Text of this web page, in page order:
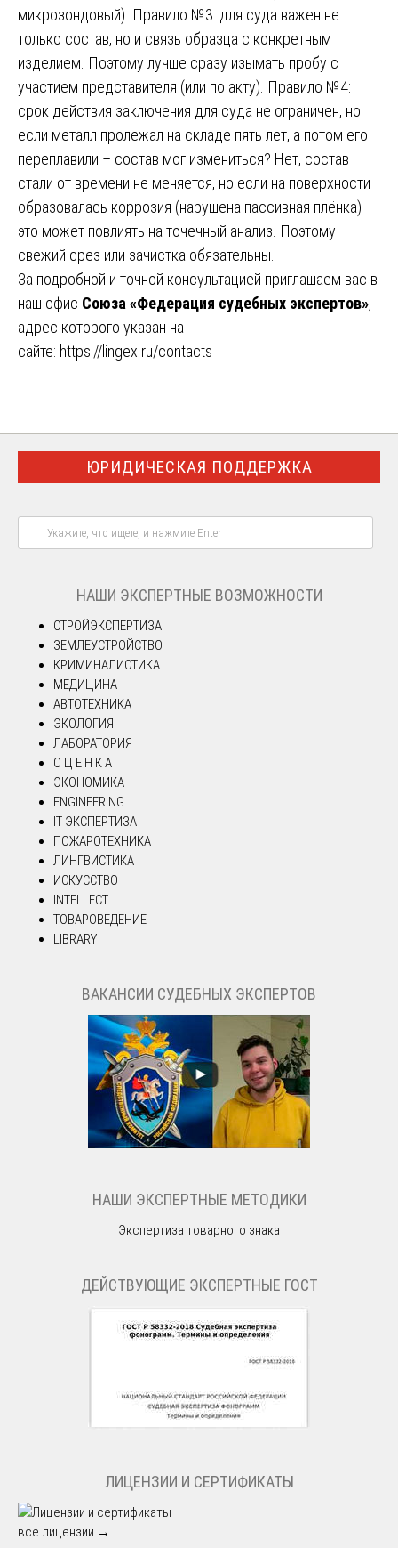
микрозондовый). Правило №3: для суда важен не
только состав, но и связь образца с конкретным
изделием. Поэтому лучше сразу изымать пробу с
участием представителя (или по акту). Правило №4:
срок действия заключения для суда не ограничен, но
если металл пролежал на складе пять лет, а потом его
переплавили – состав мог измениться? Нет, состав
стали от времени не меняется, но если на поверхности
образовалась коррозия (нарушена пассивная плёнка) –
это может повлиять на точечный анализ. Поэтому
свежий срез или зачистка обязательны.
За подробной и точной консультацией приглашаем вас в
наш офис Союза «Федерация судебных экспертов»,
адрес которого указан на
сайте: https://lingex.ru/contacts
ЮРИДИЧЕСКАЯ ПОДДЕРЖКА
НАШИ ЭКСПЕРТНЫЕ ВОЗМОЖНОСТИ
СТРОЙЭКСПЕРТИЗА
ЗЕМЛЕУСТРОЙСТВО
КРИМИНАЛИСТИКА
МЕДИЦИНА
АВТОТЕХНИКА
ЭКОЛОГИЯ
ЛАБОРАТОРИЯ
О Ц Е Н К А
ЭКОНОМИКА
ENGINEERING
IT ЭКСПЕРТИЗА
ПОЖАРОТЕХНИКА
ЛИНГВИСТИКА
ИСКУССТВО
INTELLECT
ТОВАРОВЕДЕНИЕ
LIBRARY
ВАКАНСИИ СУДЕБНЫХ ЭКСПЕРТОВ
НАШИ ЭКСПЕРТНЫЕ МЕТОДИКИ
Экспертиза товарного знака
ДЕЙСТВУЮЩИЕ ЭКСПЕРТНЫЕ ГОСТ
ЛИЦЕНЗИИ И СЕРТИФИКАТЫ
все лицензии →